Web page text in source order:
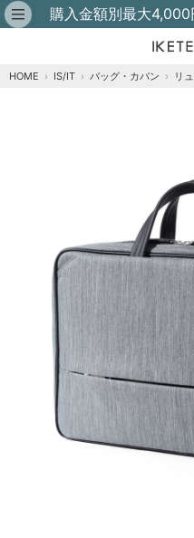
購入金額別最大4,000
HOME › IS/IT › バッグ・カバン › リ
グレー
在庫あり